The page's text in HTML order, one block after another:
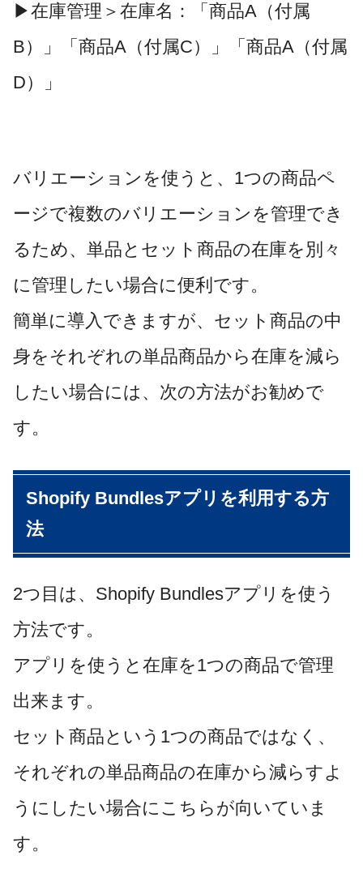
▶在庫管理＞在庫名：「商品A（付属
B）」「商品A（付属C）」「商品A（付属
D）」
バリエーションを使うと、1つの商品ペ
ージで複数のバリエーションを管理でき
るため、単品とセット商品の在庫を別々
に管理したい場合に便利です。
簡単に導入できますが、セット商品の中
身をそれぞれの単品商品から在庫を減ら
したい場合には、次の方法がお勧めで
す。
Shopify Bundlesアプリを利用する方
法
2つ目は、Shopify Bundlesアプリを使う
方法です。
アプリを使うと在庫を1つの商品で管理
出来ます。
セット商品という1つの商品ではなく、
それぞれの単品商品の在庫から減らすよ
うにしたい場合にこちらが向いていま
す。